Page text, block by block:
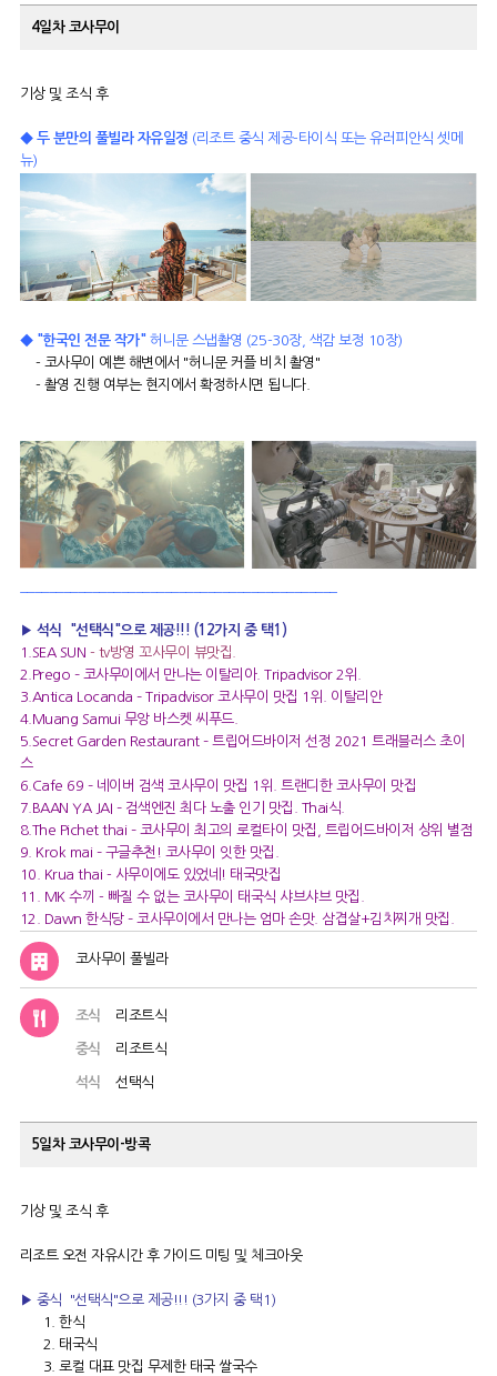
4일차 코사무이
기상 및 조식 후
◆ 두 분만의 풀빌라 자유일정 (리조트 중식 제공-타이식 또는 유러피안식 셋메
뉴)
◆ "한국인 전문 작가" 허니문 스냅촬영 (25-30장, 색감 보정 10장)
- 코사무이 예쁜 해변에서 "허니문 커플 비치 촬영"
- 촬영 진행 여부는 현지에서 확정하시면 됩니다.
▶ 석식 "선택식"으로 제공!!! (12가지 중 택1)
1.SEA SUN - tv방영 꼬사무이 뷰맛집.
2.Prego – 코사무이에서 만나는 이탈리아. Tripadvisor 2위.
3.Antica Locanda– Tripadvisor 코사무이 맛집 1위. 이탈리안
4.Muang Samui 무앙 바스켓 씨푸드.
5.Secret Garden Restaurant– 트립어드바이저 선정 2021 트래블러스 초이
스
6.Cafe 69 – 네이버 검색 코사무이 맛집 1위. 트랜디한 코사무이 맛집
7.BAAN YA JAI – 검색엔진 최다 노출 인기 맛집. Thai식.
8.The Pichet thai – 코사무이 최고의 로컬타이 맛집, 트립어드바이저 상위 별점
9. Krok mai – 구글추천! 코사무이 잇한 맛집.
10. Krua thai - 사무이에도 있었네! 태국맛집
11. MK 수끼 - 빠질 수 없는 코사무이 태국식 샤브샤브 맛집.
12. Dawn 한식당– 코사무이에서 만나는 엄마 손맛. 삼겹살+김치찌개 맛집.
코사무이 풀빌라
조식 리조트식
중식 리조트식
석식 선택식
5일차 코사무이-방콕
기상 및 조식 후
리조트 오전 자유시간 후 가이드 미팅 및 체크아웃
▶ 중식 "선택식"으로 제공!!! (3가지 중 택1)
1. 한식
2. 태국식
3. 로컬 대표 맛집 무제한 태국 쌀국수